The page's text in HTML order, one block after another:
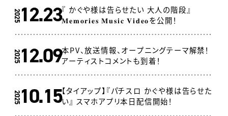
202512.23『 かぐや様は告らせたい 大人の階段』
𝐌𝐞𝐦𝐨𝐫𝐢𝐞𝐬 𝐌𝐮𝐬𝐢𝐜 𝐕𝐢𝐝𝐞𝐨を公開！
202512.09本PV、放送情報、オープニングテーマ解禁！
アーティストコメントも到着！
202510.15【タイアップ】『パチスロ かぐや様は告らせた
い』 スマホアプリ本日配信開始！